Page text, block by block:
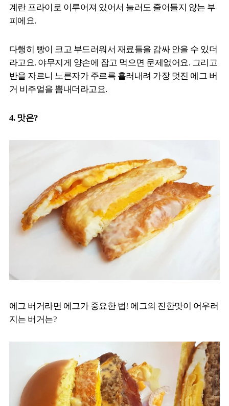
계란 프라이로 이루어져 있어서 눌러도 줄어들지 않는 부
피에요.
다행히 빵이 크고 부드러워서 재료들을 감싸 안을 수 있더
라고요. 야무지게 양손에 잡고 먹으면 문제없어요. 그리고
반을 자르니 노른자가 주르륵 흘러내려 가장 멋진 에그 버
거 비주얼을 뽐내더라고요.
4. 맛은?
에그 버거라면 에그가 중요한 법! 에그의 진한맛이 어우러
지는 버거는?